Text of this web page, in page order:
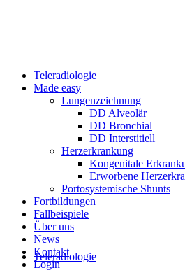
Teleradiologie
Teleradiologie
Made easy
Lungenzeichnung
DD Alveolär
DD Bronchial
DD Interstitiell
Herzerkrankung
Kongenitale
Erworbene
Portosystemische Shunts
Fortbildungen
Fallbeispiele
Über uns
News
Kontakt
Login